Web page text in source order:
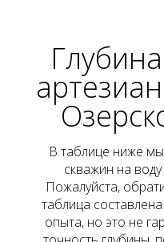
В таблице ниже
скважин на
Пожалуйста,
таблица
опыта, но это не